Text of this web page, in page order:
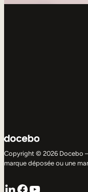
Copyright © 2026 Docebo
marque déposée ou une
LinkedIn
Facebook
YouTube